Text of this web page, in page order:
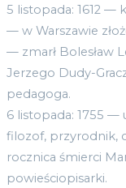
5 listopada: 1612 —
— w Warszawie
— zmarł Bolesław
Jerzego Dudy-
pedagoga.
6 listopada: 1755 —
filozof, przyrodnik,
rocznica śmierci
powieściopisarki.